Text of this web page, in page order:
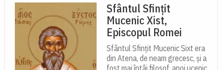
Sfântul Sfințit
Mucenic Xist,
Episcopul Romei
Sfântul Sfințit Mucenic Sixt era
din Atena, de neam grecesc, și a